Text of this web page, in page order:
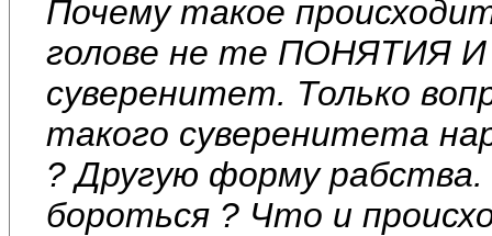
Почему такое
голове не те ПОНЯТИЯ
суверенитет. Только
такого суверенитета
? Другую форму
бороться ? Что и